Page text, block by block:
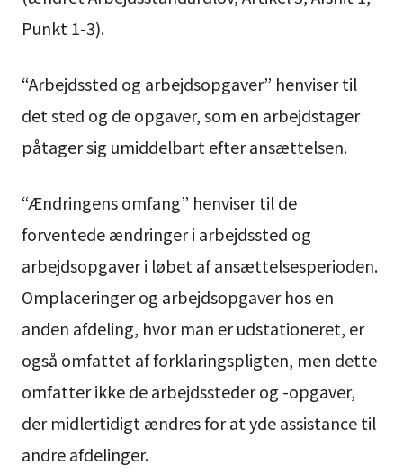
Punkt 1-3).
“Arbejdssted og arbejdsopgaver” henviser til
det sted og de opgaver, som en arbejdstager
påtager sig umiddelbart efter ansættelsen.
“Ændringens omfang” henviser til de
forventede ændringer i arbejdssted og
arbejdsopgaver i løbet af ansættelsesperioden.
Omplaceringer og arbejdsopgaver hos en
anden afdeling, hvor man er udstationeret, er
også omfattet af forklaringspligten, men dette
omfatter ikke de arbejdssteder og -opgaver,
der midlertidigt ændres for at yde assistance til
andre afdelinger.